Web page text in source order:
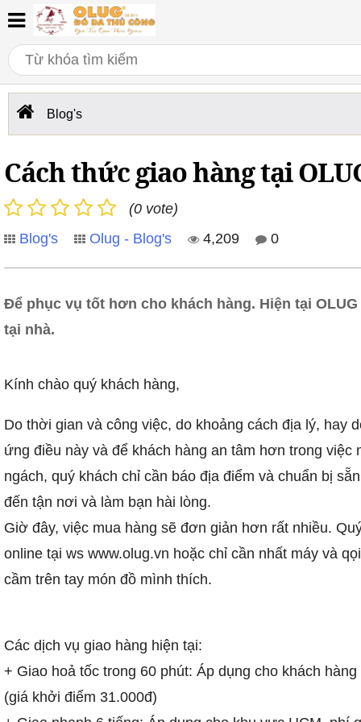
Blog's
Cách thức giao hàng tại
(0 vote)
Blog's
Olug - Blog's 4,209 0
Để phục vụ tốt hơn cho khách hàng. Hiện tại
tại nhà.
Kính chào quý khách hàng,
Do thời gian và công việc, do khoảng cách địa lý, hay
ứng điều này và để khách hàng an tâm hơn trong
ngách, quý khách chỉ cần báo địa điểm và chuẩn bị
đến tận nơi và làm bạn hài lòng.
Giờ đây, việc mua hàng sẽ đơn giản hơn rất nhiều.
online tại ws www.olug.vn hoặc chỉ cần nhất máy và
cầm trên tay món đồ mình thích.
Các dịch vụ giao hàng hiện tại:
+ Giao hoả tốc trong 60 phút: Áp dụng cho khách
(giá khởi điểm 31.000đ)